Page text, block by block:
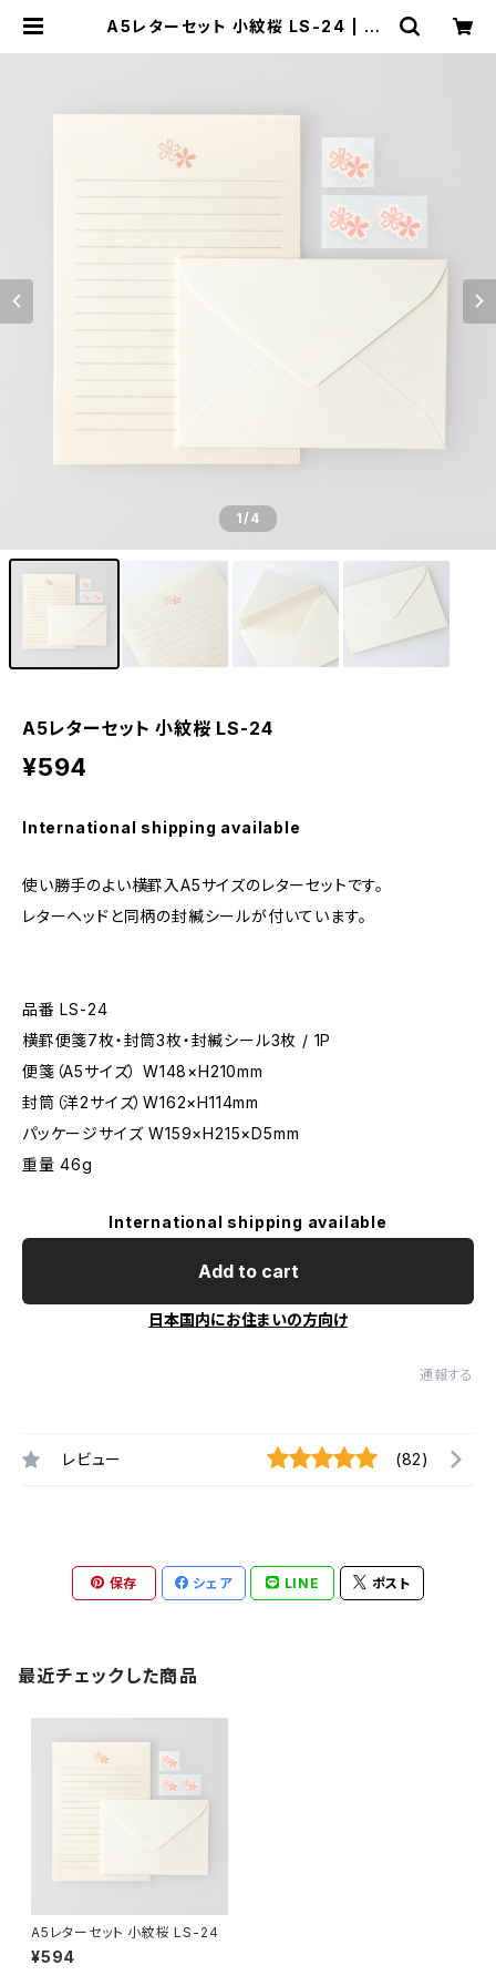
A5レターセット 小紋桜 LS-24 | GE
1/4
A5レターセット 小紋桜 LS-24
¥594
International shipping available
使い勝手のよい横罫入A5サイズのレターセットです。
レターヘッドと同柄の封緘シールが付いています。
品番 LS-24
横罫便箋7枚・封筒3枚・封緘シール3枚 / 1P
便箋（A5サイズ） W148×H210mm
封筒（洋2サイズ）W162×H114mm
パッケージサイズ W159×H215×D5mm
重量 46g
International shipping available
Add to cart
日本国内にお住まいの方向け
通報する
レビュー (82)
保存 シェア LINE ポスト
最近チェックした商品
A5レターセット 小紋桜 LS-24
¥594